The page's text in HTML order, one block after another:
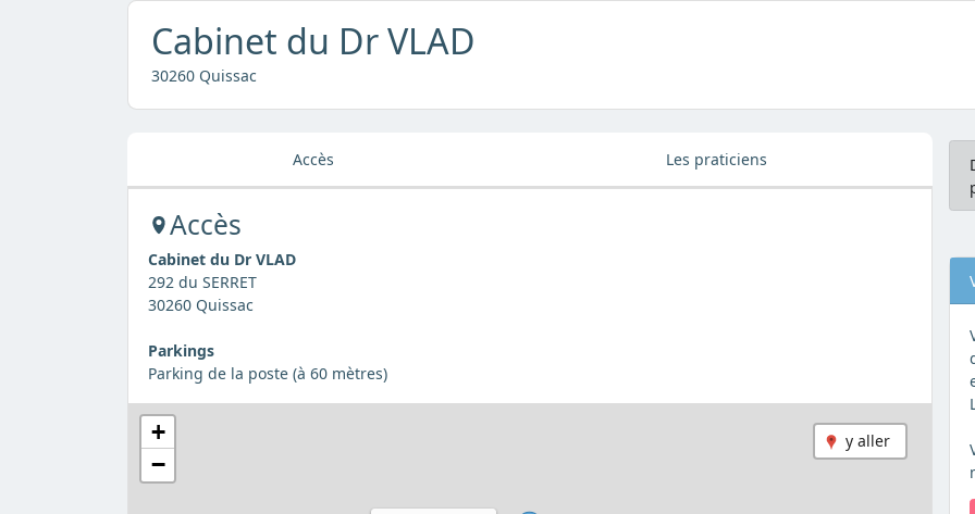
Cabinet du Dr VLAD
30260 Quissac
Accès Les praticiens
Accès
Cabinet du Dr VLAD
292 du SERRET
30260 Quissac
Parkings
Parking de la poste (à 60 mètres)
y aller
+
−